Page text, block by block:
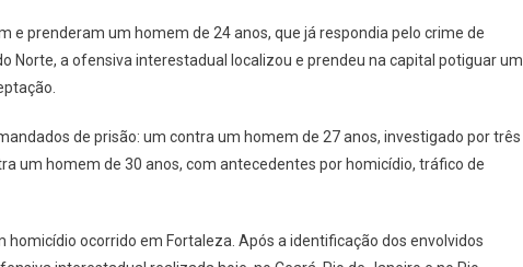
e prenderam um homem de 24 anos, que já respondia pelo crime de
Norte, a ofensiva interestadual localizou e prendeu na capital potiguar um
de prisão: um contra um homem de 27 anos, investigado por três
um homem de 30 anos, com antecedentes por homicídio, tráfico de
ocorrido em Fortaleza. Após a identificação dos envolvidos